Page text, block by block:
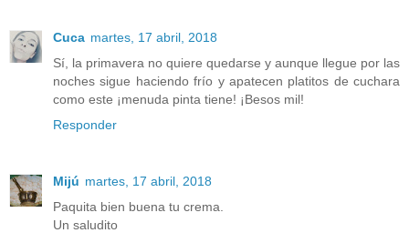
Cuca martes, 17 abril, 2018
Sí, la primavera no quiere quedarse y aunque llegue por las
noches sigue haciendo frío y apatecen platitos de cuchara
como este ¡menuda pinta tiene! ¡Besos mil!
Responder
Mijú martes, 17 abril, 2018
Paquita bien buena tu crema.
Un saludito